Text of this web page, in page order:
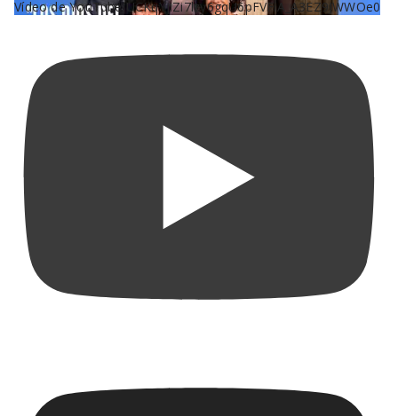
Vídeo de YouTube UCKqYjiZi7lzy6gqU6pFVFiA_A3EZ9JWWOe0